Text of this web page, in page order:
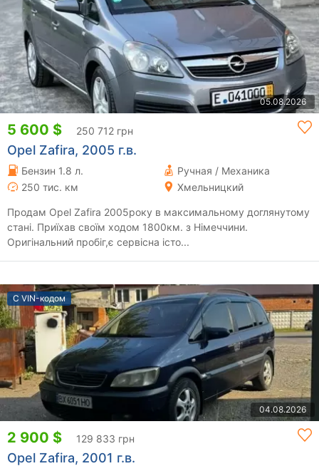
05.08.2026
5 600 $ 250 712 грн
Opel Zafira, 2005 г.в.
Бензин 1.8 л.
Ручная / Механика
250 тис. км
Хмельницкий
Продам Opel Zafira 2005року в максимальному доглянутому
стані. Приїхав своїм ходом 1800км. з Німеччини.
Оригінальний пробіг,є сервісна істо...
С VIN-кодом
04.08.2026
2 900 $ 129 833 грн
Opel Zafira, 2001 г.в.